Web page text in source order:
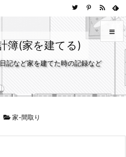
簿(家を建てる)
記など家を建てた時の記録など メニュ
サイド
次へ
家-間取り